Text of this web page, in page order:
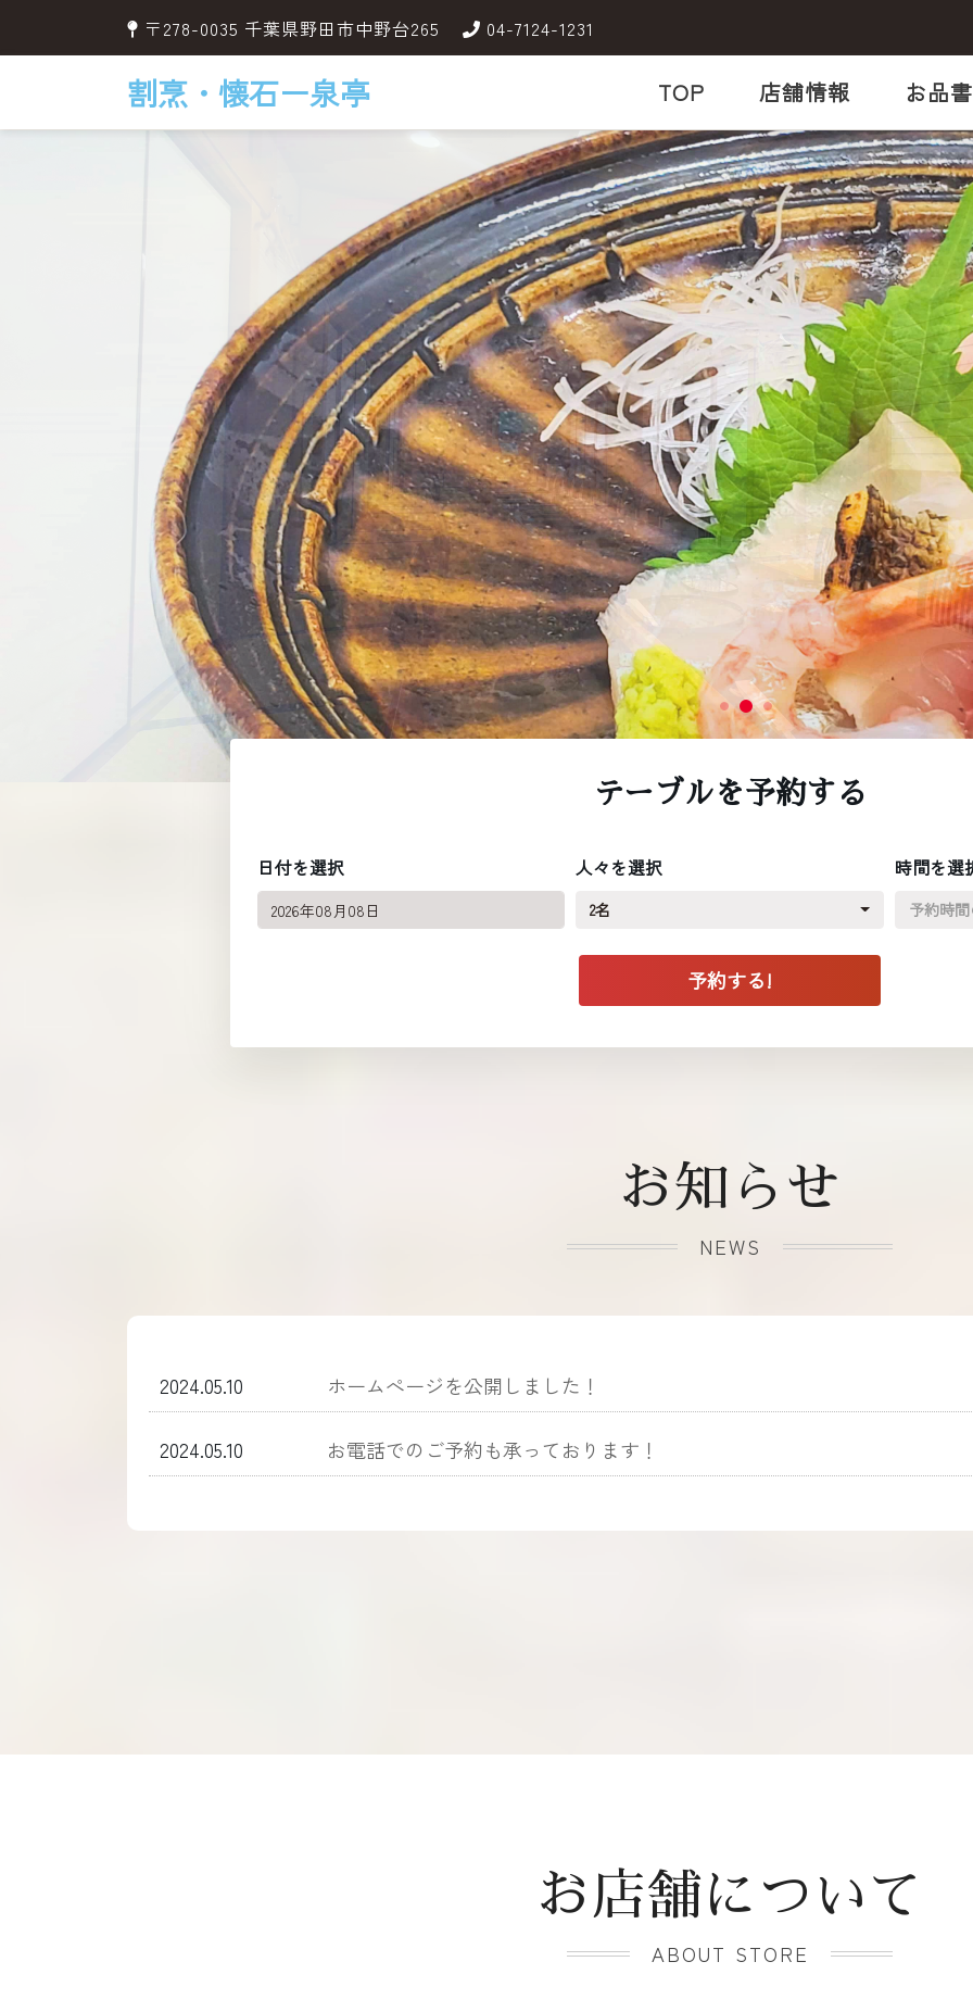
〒278-0035 千葉県野田市中野台265 04-7124-1231
割烹・懐石ー泉亭 TOP 店舗情報 お品
テーブルを予約する
日付を選択 人々を選択
2名
時間を選
予約時
お知らせ
NEWS
2024.05.10 ホームぺージを公開しました！
2024.05.10 お電話でのご予約も承っております！
お店舗について
ABOUT STORE